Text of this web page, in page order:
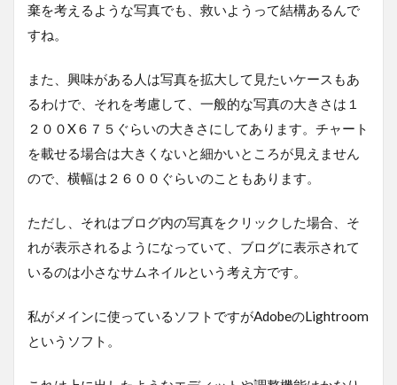
棄を考えるような写真でも、救いようって結構あるんで
すね。
また、興味がある人は写真を拡大して見たいケースもあ
るわけで、それを考慮して、一般的な写真の大きさは１
２００X６７５ぐらいの大きさにしてあります。チャート
を載せる場合は大きくないと細かいところが見えません
ので、横幅は２６００ぐらいのこともあります。
ただし、それはブログ内の写真をクリックした場合、そ
れが表示されるようになっていて、ブログに表示されて
いるのは小さなサムネイルという考え方です。
私がメインに使っているソフトですがAdobeのLightroom
というソフト。